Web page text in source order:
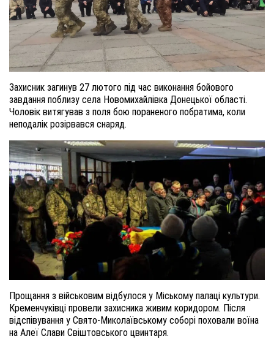
Захисник загинув 27 лютого під час виконання бойового
завдання поблизу села Новомихайлівка Донецької області.
Чоловік витягував з поля бою пораненого побратима, коли
неподалік розірвався снаряд.
Прощання з військовим відбулося у Міському палаці культури.
Кременчуківці провели захисника живим коридором. Після
відспівування у Свято-Миколаївському соборі поховали воїна
на Алеї Слави Свіштовського цвинтаря.